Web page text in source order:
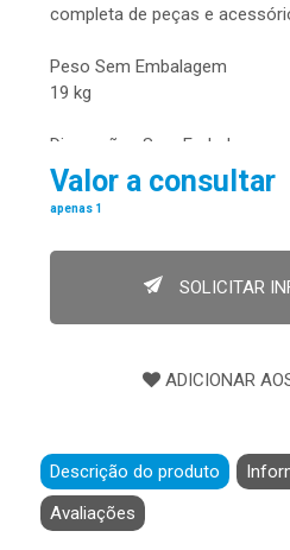
completa de peças e
Peso Sem Embalagem
19 kg
Dimensões Sem Embalagem
comprimento: 1,40 m –
140 litros
capacidade para 1 pessoa
CONFIGURAÇÕES
Embalagem
embalagem de filme liso
quando necessário envio por
Valor a consultar
apenas 1
SOLICITAR
Descrição do produto
Avaliações